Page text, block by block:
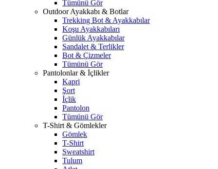
Tümünü Gör
Outdoor Ayakkabı & Botlar
Trekking Bot & Ayakkabılar
Koşu Ayakkabıları
Günlük Ayakkabılar
Sandalet & Terlikler
Bot & Çizmeler
Tümünü Gör
Pantolonlar & İçlikler
Kapri
Şort
İçlik
Pantolon
Tümünü Gör
T-Shirt & Gömlekler
Gömlek
T-Shirt
Sweatshirt
Tulum